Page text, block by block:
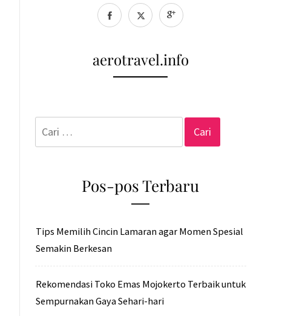
aerotravel.info
Pos-pos Terbaru
Tips Memilih Cincin Lamaran agar Momen Spesial
Semakin Berkesan
Rekomendasi Toko Emas Mojokerto Terbaik untuk
Sempurnakan Gaya Sehari-hari